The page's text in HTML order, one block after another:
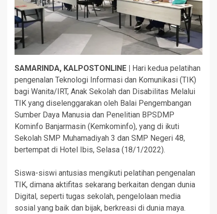
SAMARINDA, KALPOSTONLINE |
Hari kedua pelatihan
pengenalan Teknologi Informasi dan Komunikasi (TIK)
bagi Wanita/IRT, Anak Sekolah dan Disabilitas Melalui
TIK yang diselenggarakan oleh Balai Pengembangan
Sumber Daya Manusia dan Penelitian BPSDMP
Kominfo Banjarmasin (Kemkominfo), yang di ikuti
Sekolah SMP Muhamadiyah 3 dan SMP Negeri 48,
bertempat di Hotel Ibis, Selasa (18/1/2022).
Siswa-siswi antusias mengikuti pelatihan pengenalan
TIK, dimana aktifitas sekarang berkaitan dengan dunia
Digital, seperti tugas sekolah, pengelolaan media
sosial yang baik dan bijak, berkreasi di dunia maya.